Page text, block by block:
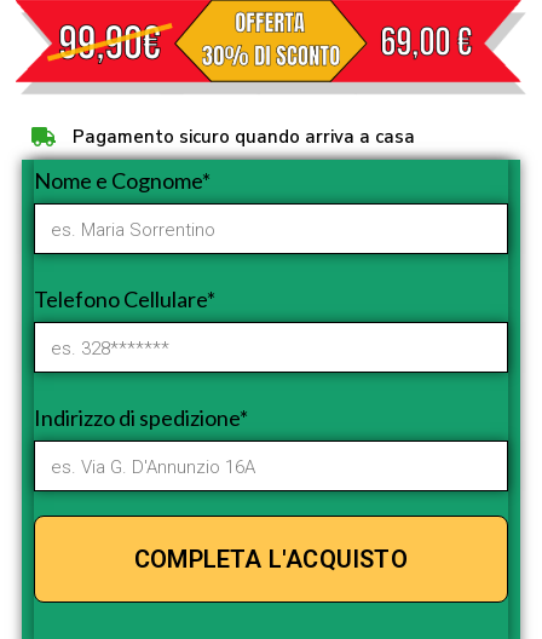
Pagamento sicuro quando arriva a casa
Nome e Cognome*
Telefono Cellulare*
Indirizzo di spedizione*